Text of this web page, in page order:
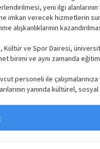
yeni ilgi
imkan verecek hizmetlerin
alışkanlıklarının
Kültür ve Spor Dairesi,
birimi ve aynı zamanda
personeli ile
yanında kültürel,